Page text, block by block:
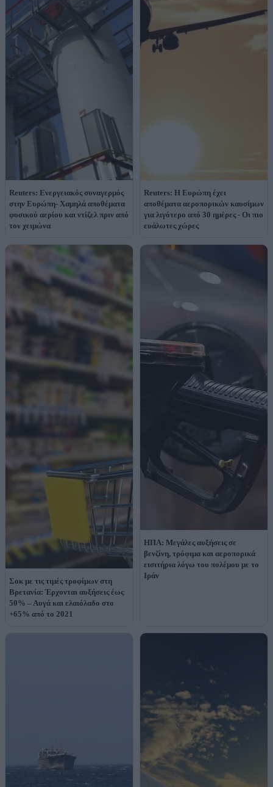
Reuters: Ενεργειακός συναγερμός
στην Ευρώπη- Χαμηλά αποθέματα
φυσικού αερίου και ντίζελ πριν από
τον χειμώνα
Reuters: Η Ευρώπη έχει
αποθέματα αεροπορικών καυσίμων
για λιγότερο από 30 ημέρες - Οι πιο
ευάλωτες χώρες
Σοκ με τις τιμές τροφίμων στη
Βρετανία: Έρχονται αυξήσεις έως
50% – Αυγά και ελαιόλαδο στο
+65% από το 2021
ΗΠΑ: Μεγάλες αυξήσεις σε
βενζίνη, τρόφιμα και αεροπορικά
εισιτήρια λόγω του πολέμου με το
Ιράν